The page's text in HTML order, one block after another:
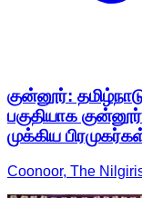
குன்னூர்:
பகுதியாக
முக்கிய
Coonoor, The